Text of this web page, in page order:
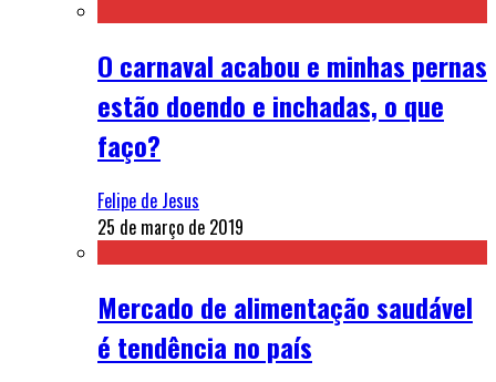
O carnaval acabou e minhas pernas
estão doendo e inchadas, o que
faço?
Felipe de Jesus
25 de março de 2019
Mercado de alimentação saudável
é tendência no país